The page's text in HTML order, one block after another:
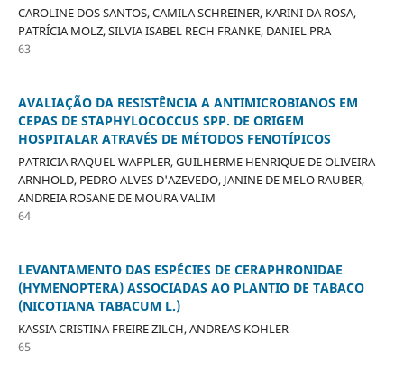
CAROLINE DOS SANTOS, CAMILA SCHREINER, KARINI DA ROSA,
PATRÍCIA MOLZ, SILVIA ISABEL RECH FRANKE, DANIEL PRA
63
AVALIAÇÃO DA RESISTÊNCIA A ANTIMICROBIANOS EM
CEPAS DE STAPHYLOCOCCUS SPP. DE ORIGEM
HOSPITALAR ATRAVÉS DE MÉTODOS FENOTÍPICOS
PATRICIA RAQUEL WAPPLER, GUILHERME HENRIQUE DE OLIVEIRA
ARNHOLD, PEDRO ALVES D'AZEVEDO, JANINE DE MELO RAUBER,
ANDREIA ROSANE DE MOURA VALIM
64
LEVANTAMENTO DAS ESPÉCIES DE CERAPHRONIDAE
(HYMENOPTERA) ASSOCIADAS AO PLANTIO DE TABACO
(NICOTIANA TABACUM L.)
KASSIA CRISTINA FREIRE ZILCH, ANDREAS KOHLER
65